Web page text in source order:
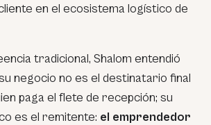
en el ecosistema logístico de
tradicional, Shalom entendió
negocio no es el destinatario final
paga el flete de recepción; su
es el remitente: el emprendedor